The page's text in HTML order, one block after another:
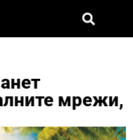
мрежи,